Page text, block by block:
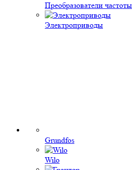
Преобразователи частоты
Электроприводы
Grundfos
Wilo